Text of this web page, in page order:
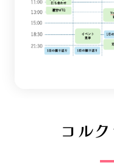
コル